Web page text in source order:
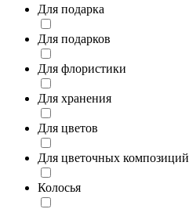
Для подарка
Для подарков
Для флористики
Для хранения
Для цветов
Для цветочных композиций
Колосья